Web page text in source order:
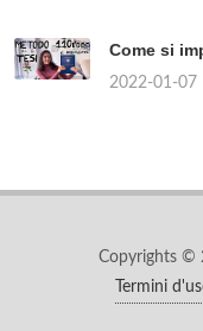
Come si
2022-01-07
Copyrights ©
Termini